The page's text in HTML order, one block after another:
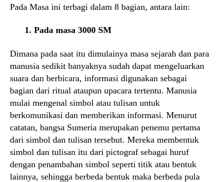
Pada Masa ini terbagi dalam 8 bagian, antara lain:
1. Pada masa 3000 SM
Dimana pada saat itu dimulainya masa sejarah dan para
manusia sedikit banyaknya sudah dapat mengeluarkan
suara dan berbicara, informasi digunakan sebagai
bagian dari ritual ataupun upacara tertentu. Manusia
mulai mengenal simbol atau tulisan untuk
berkomunikasi dan memberikan informasi. Menurut
catatan, bangsa Sumeria merupakan penemu pertama
dari simbol dan tulisan tersebut. Mereka membentuk
simbol dan tulisan itu dari pictograf sebagai huruf
dengan penambahan simbol seperti titik atau bentuk
lainnya, sehingga berbeda bentuk maka berbeda pula